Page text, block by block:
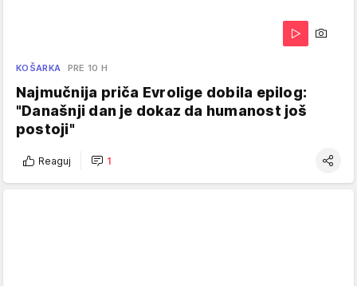
KOŠARKA PRE 10 H
Najmučnija priča Evrolige dobila epilog:
"Današnji dan je dokaz da humanost još
postoji"
Reaguj 1